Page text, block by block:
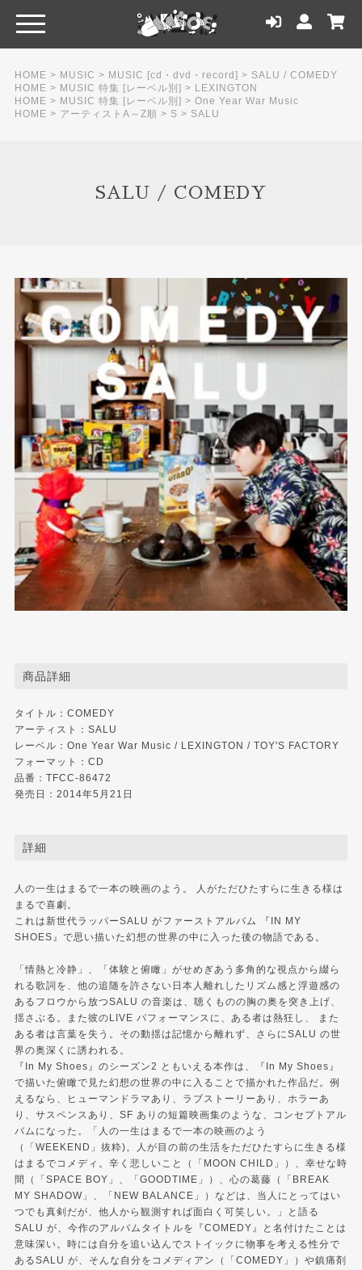
HOME > MUSIC > MUSIC [cd・dvd・record] > SALU / COMEDY
HOME > MUSIC 特集 [レーベル別] > LEXINGTON
HOME > MUSIC 特集 [レーベル別] > One Year War Music
HOME > アーティストA～Z順 > S > SALU
SALU / COMEDY
商品詳細
タイトル：COMEDY
アーティスト：SALU
レーベル：One Year War Music / LEXINGTON / TOY'S FACTORY
フォーマット：CD
品番：TFCC-86472
発売日：2014年5月21日
詳細
人の一生はまるで一本の映画のよう。 人がただひたすらに生きる様は
まるで喜劇。
これは新世代ラッパーSALU がファーストアルバム 『IN MY
SHOES』で思い描いた幻想の世界の中に入った後の物語である。
「情熱と冷静」、「体験と俯瞰」がせめぎあう多角的な視点から綴ら
れる歌詞を、他の追随を許さない日本人離れしたリズム感と浮遊感の
あるフロウから放つSALU の音楽は、聴くものの胸の奥を突き上げ、
揺さぶる。また彼のLIVE パフォーマンスに、ある者は熱狂し、 また
ある者は言葉を失う。その動揺は記憶から離れず、さらにSALU の世
界の奥深くに誘われる。
『In My Shoes』のシーズン2 ともいえる本作は、『In My Shoes』
で描いた俯瞰で見た幻想の世界の中に入ることで描かれた作品だ。例
えるなら、ヒューマンドラマあり、ラブストーリーあり、ホラーあ
り、サスペンスあり、SF ありの短篇映画集のような、コンセプトアル
バムになった。「人の一生はまるで一本の映画のよう
（「WEEKEND」抜粋)。人が目の前の生活をただひたすらに生きる様
はまるでコメディ。辛く悲しいこと（「MOON CHILD」）、幸せな時
間（「SPACE BOY」、「GOODTIME」）、心の葛藤（「BREAK
MY SHADOW」、「NEW BALANCE」）などは、当人にとってはい
つでも真剣だが、他人から観測すれば面白く可笑しい。」と語る
SALU が、今作のアルバムタイトルを『COMEDY』と名付けたことは
意味深い。時には自分を追い込んでストイックに物事を考える性分で
あるSALU が、そんな自分をコメディアン（「COMEDY」）や鎮痛剤